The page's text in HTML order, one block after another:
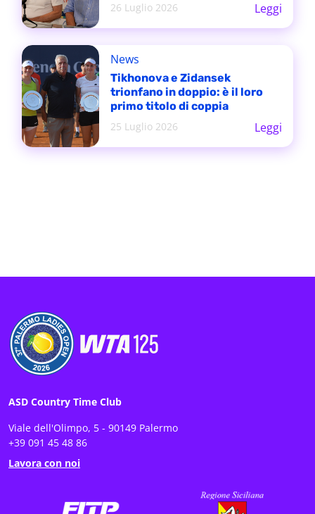
26 Luglio 2026
Leggi
News
Tikhonova e Zidansek
trionfano in doppio: è il loro
primo titolo di coppia
25 Luglio 2026
Leggi
ASD Country Time Club
Viale dell'Olimpo, 5 - 90149 Palermo
+39 091 45 48 86
Lavora con noi